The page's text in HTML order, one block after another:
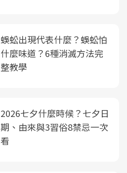
蜈蚣出現代表什麼？蜈蚣怕
什麼味道？6種消滅方法完
整教學
2026七夕什麼時候？七夕日
期、由來與3習俗8禁忌一次
看